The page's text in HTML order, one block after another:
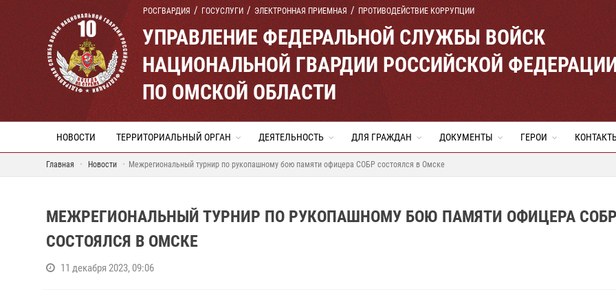
РОСГВАРДИЯ ГОСУСЛУГИ ЭЛЕКТРОННАЯ ПРИЕМНАЯ ПРОТИВОДЕЙСТВИЕ КОРРУПЦИИ
УПРАВЛЕНИЕ ФЕДЕРАЛЬНОЙ СЛУЖБЫ ВОЙСК
НАЦИОНАЛЬНОЙ ГВАРДИИ РОССИЙСКОЙ
ПО ОМСКОЙ ОБЛАСТИ
НОВОСТИ ТЕРРИТОРИАЛЬНЫЙ ОРГАН ДЕЯТЕЛЬНОСТЬ ДЛЯ ГРАЖДАН ДОКУМЕНТЫ ГЕРОИ
Главная Новости Межрегиональный турнир по рукопашному бою памяти офицера СОБР состоялся в Омске
МЕЖРЕГИОНАЛЬНЫЙ ТУРНИР ПО РУКОПАШНОМУ БОЮ ПАМЯТИ ОФИЦЕРА СОБР
СОСТОЯЛСЯ В ОМСКЕ
11 декабря 2023, 09:06